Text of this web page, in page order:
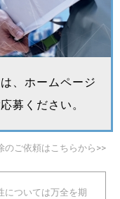
、ホームページ
募ください。
のご依頼はこちらから>>
ついては万全を期